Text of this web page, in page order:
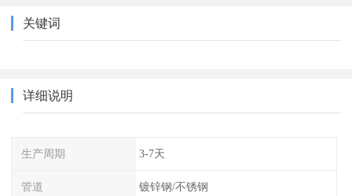
关键词
详细说明
生产周期 3-7天
管道 镀锌钢/不锈钢